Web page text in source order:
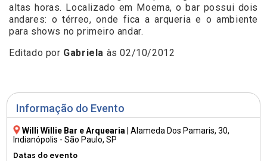
Informação do Evento
Willi Willie Bar e Arquearia | Alameda Dos Pamaris, 30
Indianópolis - São Paulo, SP
Datas do evento
altas horas. Localizado em Moema, o bar possui dois
andares: o térreo, onde fica a arqueria e o ambiente
para shows no primeiro andar.
Editado por Gabriela às 02/10/2012